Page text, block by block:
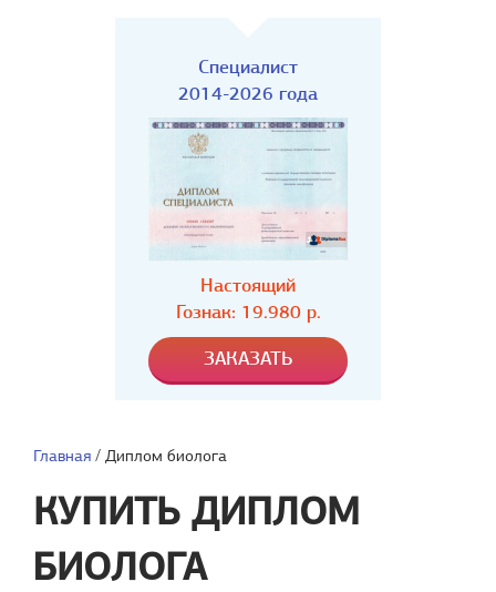
Специалист
2014-2026 года
Настоящий
Гознак: 19.980 р.
Главная / Диплом биолога
КУПИТЬ ДИПЛОМ
БИОЛОГА